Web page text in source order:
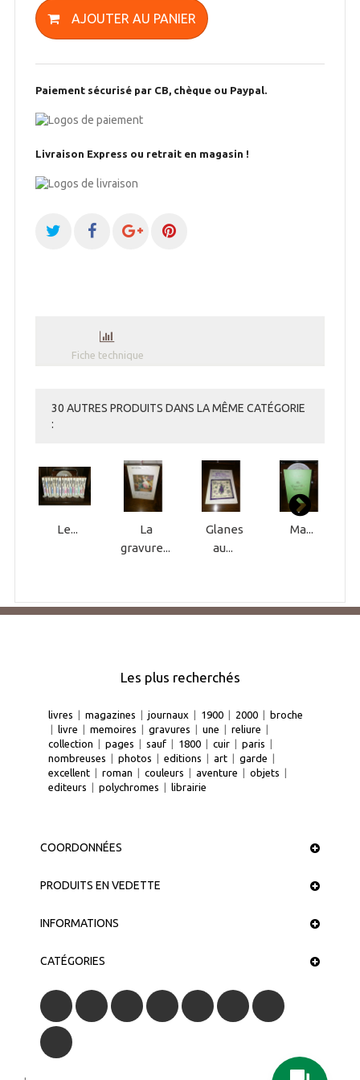
AJOUTER AU PANIER
Paiement sécurisé par CB, chèque ou Paypal.
Livraison Express ou retrait en magasin !
Fiche technique
30 AUTRES PRODUITS DANS LA MÊME CATÉGORIE
:
Le...
La
gravure...
Glanes
au...
Ma...
Les plus recherchés
livres | magazines | journaux | 1900 | 2000 | broche
| livre | memoires | gravures | une | reliure |
collection | pages | sauf | 1800 | cuir | paris |
nombreuses | photos | editions | art | garde |
excellent | roman | couleurs | aventure | objets |
editeurs | polychromes | librairie
COORDONNÉES
PRODUITS EN VEDETTE
INFORMATIONS
CATÉGORIES